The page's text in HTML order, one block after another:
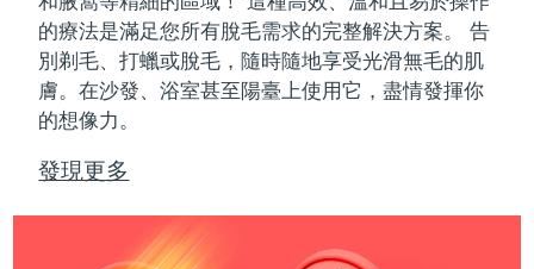
的療法是滿足您所有脫毛需求的完整解決方案。 告
別剃毛、打蠟或脫毛，隨時隨地享受光滑無毛的肌
膚。在沙發、浴室甚至陽臺上使用它，盡情發揮你
的想像力。
發現更多